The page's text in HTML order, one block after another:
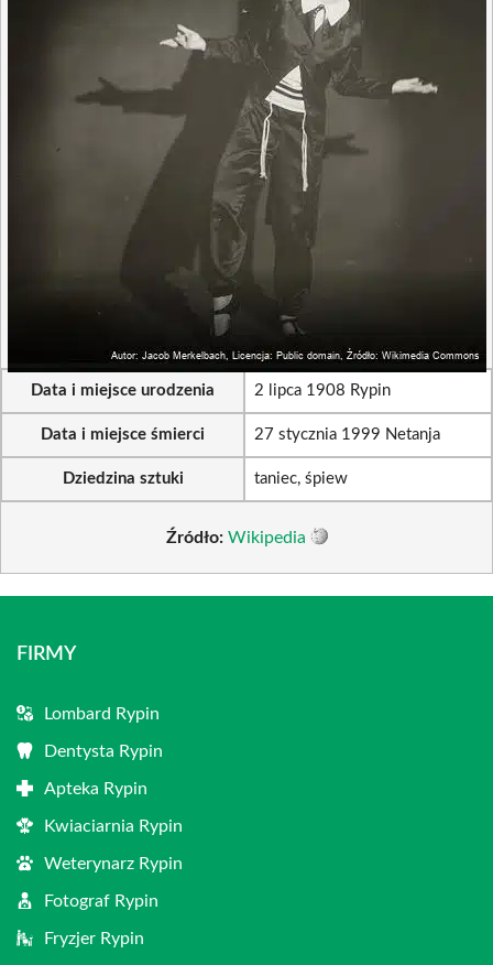
Data i miejsce urodzenia 2 lipca 1908 Rypin
Data i miejsce śmierci 27 stycznia 1999 Netanja
Dziedzina sztuki taniec, śpiew
Źródło: Wikipedia
FIRMY
Lombard Rypin
Dentysta Rypin
Apteka Rypin
Kwiaciarnia Rypin
Weterynarz Rypin
Fotograf Rypin
Fryzjer Rypin